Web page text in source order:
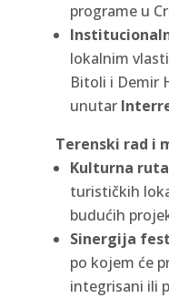
programe u
lokalnim
Bitoli i Demir
unutar
Terenski rad i
Kulturna ruta
turističkih
budućih
Sinergija
po kojem će
integrisani ili